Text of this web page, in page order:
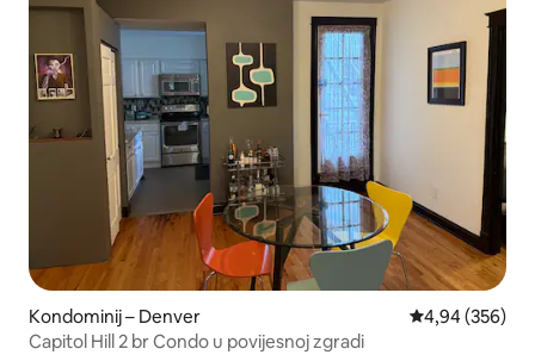
Kondominij – Denver Prosječna
4,94 (356)
Capitol Hill 2 br Condo u povijesnoj zgradi